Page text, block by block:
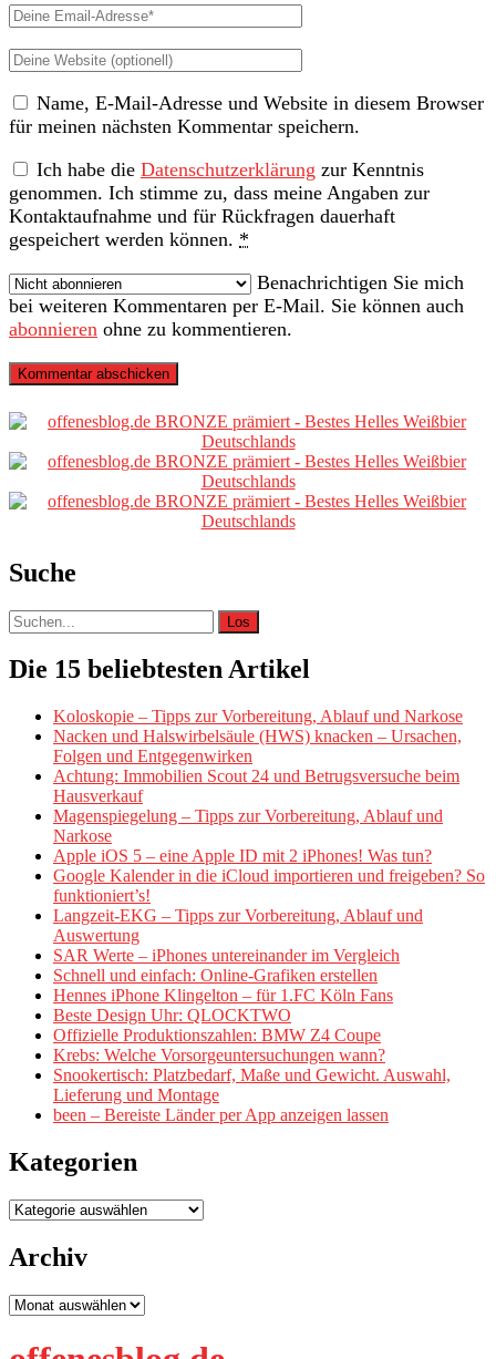
Deine
Adresse
Deine
(nicht
erforderlich)
Name, E-Mail-Adresse und Website in diesem Browser
für meinen nächsten Kommentar speichern.
Ich habe die Datenschutzerklärung zur Kenntnis
genommen. Ich stimme zu, dass meine Angaben zur
Kontaktaufnahme und für Rückfragen dauerhaft
gespeichert werden können. *
Benachrichtigen Sie mich
bei weiteren Kommentaren per E-Mail. Sie können auch
abonnieren ohne zu kommentieren.
Primäre
Sidebar
Suche
Suche
nach:
Die 15 beliebtesten Artikel
Koloskopie – Tipps zur Vorbereitung, Ablauf und Narkose
Nacken und Halswirbelsäule (HWS) knacken – Ursachen,
Folgen und Entgegenwirken
Achtung: Immobilien Scout 24 und Betrugsversuche beim
Hausverkauf
Magenspiegelung – Tipps zur Vorbereitung, Ablauf und
Narkose
Apple iOS 5 – eine Apple ID mit 2 iPhones! Was tun?
Google Kalender in die iCloud importieren und freigeben? So
funktioniert’s!
Langzeit-EKG – Tipps zur Vorbereitung, Ablauf und
Auswertung
SAR Werte – iPhones untereinander im Vergleich
Schnell und einfach: Online-Grafiken erstellen
Hennes iPhone Klingelton – für 1.FC Köln Fans
Beste Design Uhr: QLOCKTWO
Offizielle Produktionszahlen: BMW Z4 Coupe
Krebs: Welche Vorsorgeuntersuchungen wann?
Snookertisch: Platzbedarf, Maße und Gewicht. Auswahl,
Lieferung und Montage
been – Bereiste Länder per App anzeigen lassen
Kategorien
Kategorien
Archiv
Archiv